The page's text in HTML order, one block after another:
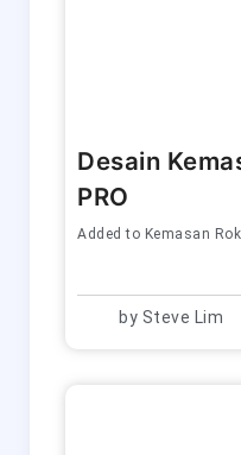
Desain
PRO
Added to Kemasan
by Steve Lim